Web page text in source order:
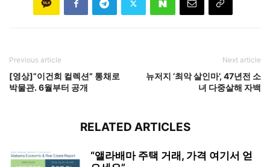
Previous article
[영상]”이건희 컬렉션” 통채로
박물관. 6월부터 공개
Next article
뉴저지 ‘최악 살인마’, 47년전 소
녀 다중살해 자백
RELATED ARTICLES
“앨라배마 주택 거래, 가격 여기서 얻